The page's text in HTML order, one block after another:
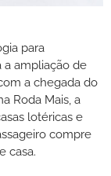
para
ampliação de
a chegada do
Roda Mais, a
lotéricas e
compre
casa.